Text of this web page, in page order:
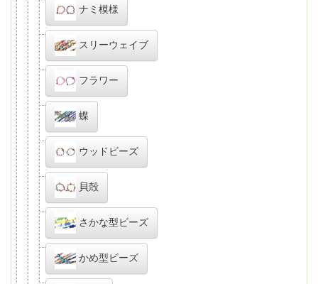
ナミ模様
スリーウェイブ
フラワー
蝶
ウッドビーズ
貝殻
さかな型ビーズ
かめ型ビーズ